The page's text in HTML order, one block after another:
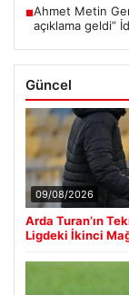
■Ahmet Metin
açıklama geldi”
Güncel
09/08/2026
Arda Turan’ın
Ligdeki İkinci